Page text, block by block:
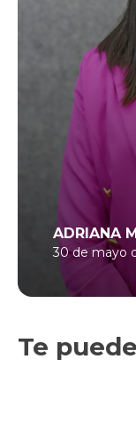
ADRIANA
30 de mayo
Te